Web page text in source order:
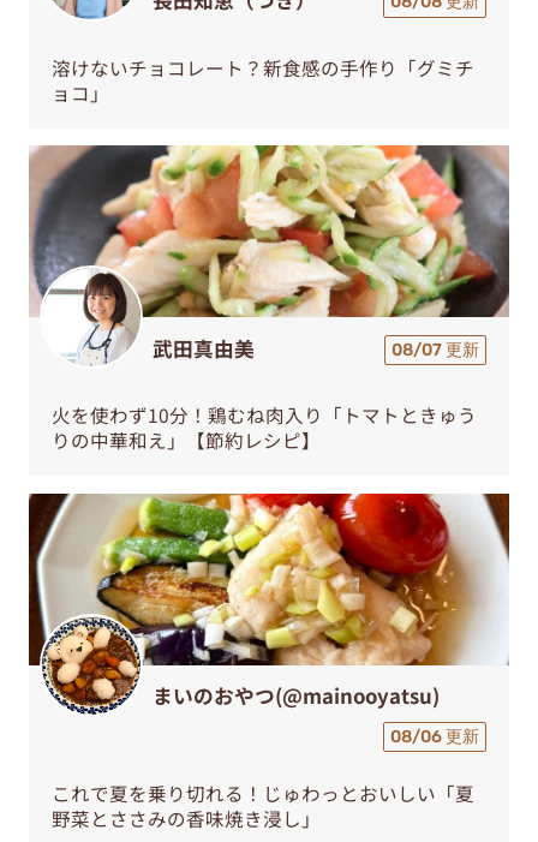
溶けないチョコレート？新食感の手作り「グミチ
ョコ」
武田真由美 08/07 更新
火を使わず10分！鶏むね肉入り「トマトときゅう
りの中華和え」【節約レシピ】
まいのおやつ(@mainooyatsu)
08/06 更新
これで夏を乗り切れる！じゅわっとおいしい「夏
野菜とささみの香味焼き浸し」